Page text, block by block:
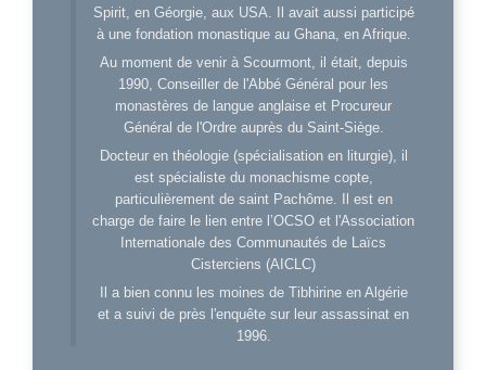
Spirit, en Géorgie, aux USA. Il avait aussi participé
à une fondation monastique au Ghana, en Afrique.
Au moment de venir à Scourmont, il était, depuis
1990, Conseiller de l'Abbé Général pour les
monastères de langue anglaise et Procureur
Général de l'Ordre auprès du Saint-Siège.
Docteur en théologie (spécialisation en liturgie), il
est spécialiste du monachisme copte,
particulièrement de saint Pachôme. Il est en
charge de faire le lien entre l’OCSO et l'Association
Internationale des Communautés de Laïcs
Cisterciens (AICLC)
Il a bien connu les moines de Tibhirine en Algérie
et a suivi de près l'enquête sur leur assassinat en
1996.